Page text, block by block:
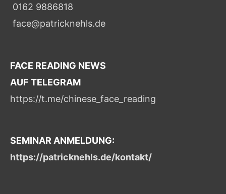
0162 9886818
face@patricknehls.de
FACE READING NEWS
AUF TELEGRAM
https://t.me/chinese_face_reading
SEMINAR ANMELDUNG:
https://patricknehls.de/kontakt/